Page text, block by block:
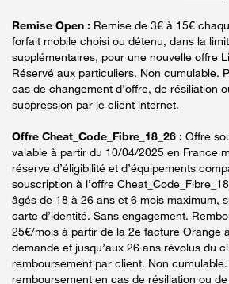
Remise Open : Remise de 3€ à 15€
forfait mobile choisi ou détenu, dans la
supplémentaires, pour une nouvelle offre
Réservé aux particuliers. Non cumulable.
cas de changement d'offre, de résiliation
suppression par le client internet.
Offre Cheat_Code_Fibre_18_26 : Offre
valable à partir du 10/04/2025 en France
réserve d’éligibilité et d’équipements
souscription à l’offre
âgés de 18 à 26 ans et 6 mois maximum,
carte d’identité. Sans engagement.
25€/mois à partir de la 2e facture Orange
demande et jusqu’aux 26 ans révolus du
remboursement par client. Non cumulable.
remboursement en cas de résiliation ou